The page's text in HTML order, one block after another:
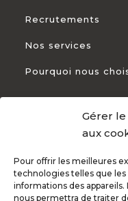
Gérer
aux
Pour offrir les meilleures
technologies telles que
informations des
nous permettra de traiter
Recrutements
Nos services
Pourquoi nous
CONTACT
 +33 5 54 54 93
 82 Rte de